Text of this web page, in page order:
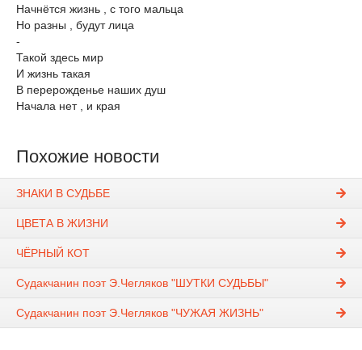
Начнётся жизнь , с того мальца
Но разны , будут лица
-
Такой здесь мир
И жизнь такая
В перерожденье наших душ
Начала нет , и края
Похожие новости
ЗНАКИ В СУДЬБЕ
ЦВЕТА В ЖИЗНИ
ЧЁРНЫЙ КОТ
Судакчанин поэт Э.Чегляков "ШУТКИ СУДЬБЫ"
Судакчанин поэт Э.Чегляков "ЧУЖАЯ ЖИЗНЬ"